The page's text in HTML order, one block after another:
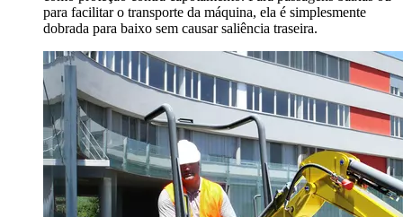
para facilitar o transporte da máquina, ela é simplesmente
dobrada para baixo sem causar saliência traseira.